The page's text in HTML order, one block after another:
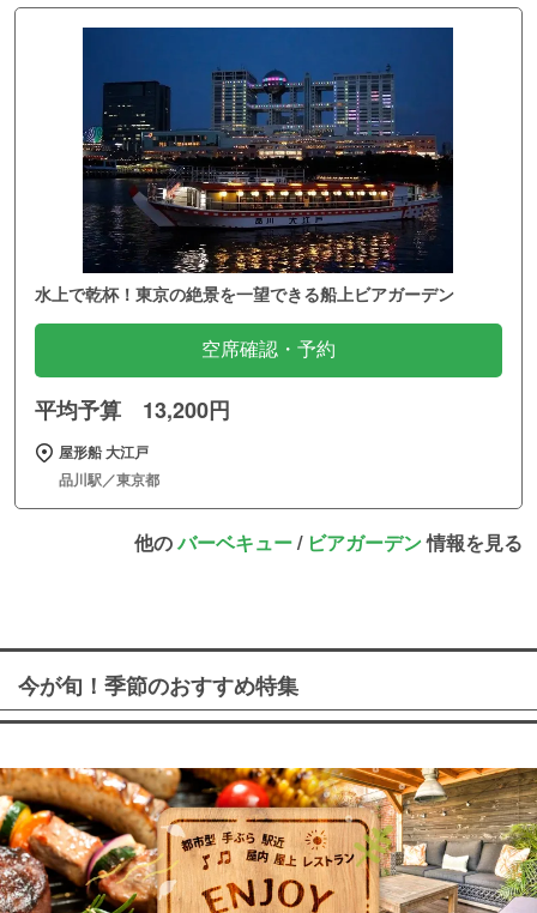
水上で乾杯！東京の絶景を一望できる船上ビアガーデン
空席確認・予約
平均予算 13,200円
屋形船 大江戸
品川駅／東京都
他のバーベキュー/ ビアガーデン情報を見る
今が旬！季節のおすすめ特集